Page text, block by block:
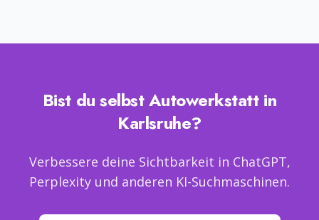
Bist du selbstAutowerkstattin
Karlsruhe?
Verbessere deine Sichtbarkeit in ChatGPT,
Perplexity und anderen KI-Suchmaschinen.